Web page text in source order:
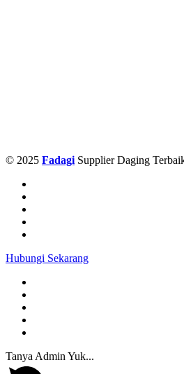
© 2025 FadagiSupplier Daging
Hubungi Sekarang
Tanya Admin Yuk...